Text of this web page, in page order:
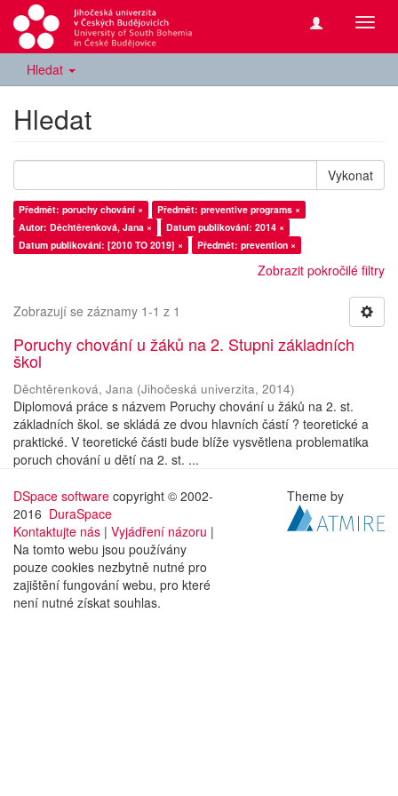
Hledat
Hledat
Vykonat
Předmět: poruchy chování ×
Předmět: preventive programs ×
Autor: Děchtěrenková, Jana ×
Datum publikování: 2014 ×
Datum publikování: [2010 TO 2019] ×
Předmět: prevention ×
Zobrazit pokročilé filtry
Zobrazují se záznamy 1-1 z 1
Poruchy chování u žáků na 2. Stupni základních
škol
Děchtěrenková, Jana (Jihočeská univerzita, 2014)
Diplomová práce s názvem Poruchy chování u žáků na 2. st.
základních škol. se skládá ze dvou hlavních částí ? teoretické a
praktické. V teoretické části bude blíže vysvětlena problematika
poruch chování u dětí na 2. st. ...
DSpace software copyright © 2002-
2016 DuraSpace
Kontaktujte nás | Vyjádření názoru |
Na tomto webu jsou používány
pouze cookies nezbytně nutné pro
zajištění fungování webu, pro které
není nutné získat souhlas.
Theme by